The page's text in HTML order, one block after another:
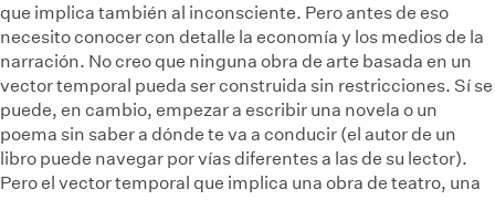
que implica también al inconsciente. Pero antes de eso
necesito conocer con detalle la economía y los medios de la
narración. No creo que ninguna obra de arte basada en un
vector temporal pueda ser construida sin restricciones. Sí se
puede, en cambio, empezar a escribir una novela o un
poema sin saber a dónde te va a conducir (el autor de un
libro puede navegar por vías diferentes a las de su lector).
Pero el vector temporal que implica una obra de teatro, una